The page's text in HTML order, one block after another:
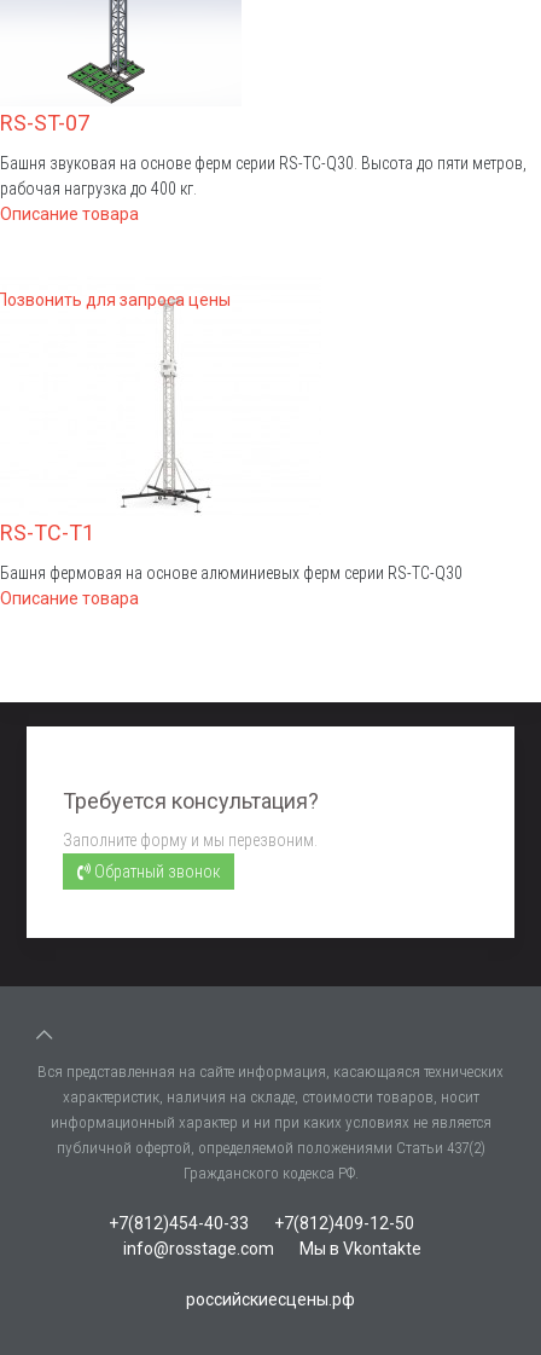
RS-ST-07
Башня звуковая на основе ферм серии RS-TС-Q30. Высота до пяти метров,
рабочая нагрузка до 400 кг.
Описание товара
RS-TC-T1
Башня фермовая на основе алюминиевых ферм серии RS-TС-Q30
Описание товара
для запроса цены
Требуется консультация?
Заполните форму и мы перезвоним.
Обратный звонок
Вся представленная на сайте информация, касающаяся технических
характеристик, наличия на складе, стоимости товаров, носит
информационный характер и ни при каких условиях не является
публичной офертой, определяемой положениями Статьи 437(2)
Гражданского кодекса РФ.
+7(812)454-40-33
+7(812)409-12-50
info@rosstage.com
Мы в Vkontakte
российскиесцены.рф